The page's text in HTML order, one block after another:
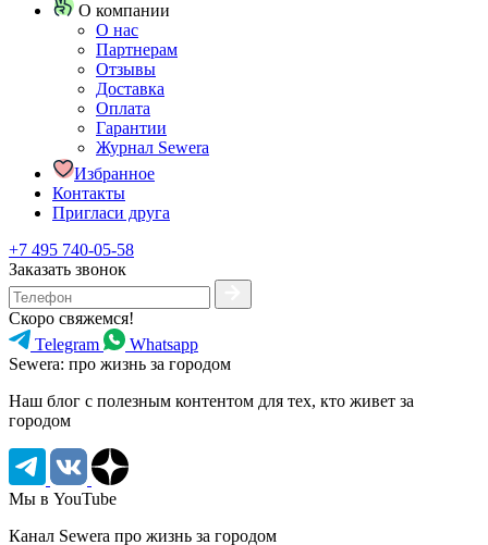
О компании
О нас
Партнерам
Отзывы
Доставка
Оплата
Гарантии
Журнал Sewera
Избранное
Контакты
Пригласи друга
+7 495 740-05-58
Заказать звонок
Скоро свяжемся!
Telegram
Whatsapp
Sewera: про жизнь за городом
Наш блог c полезным контентом для тех, кто живет за
городом
Мы в YouTube
Канал Sewera про жизнь за городом